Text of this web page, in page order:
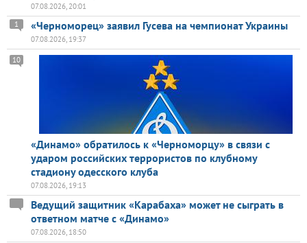
07.08.2026, 20:01
«Черноморец» заявил Гусева на чемпионат Украины
1
07.08.2026, 19:37
«Динамо» обратилось к «Черноморцу» в связи с
ударом российских террористов по клубному
стадиону одесского клуба
10
07.08.2026, 19:13
Ведущий защитник «Карабаха» может не сыграть в
ответном матче с «Динамо»
07.08.2026, 18:50